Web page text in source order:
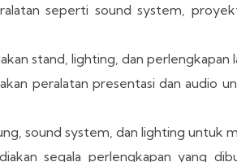
seperti sound system,
stand, lighting, dan perlengkapan
peralatan presentasi dan audio
sound system, dan lighting untuk
segala perlengkapan yang